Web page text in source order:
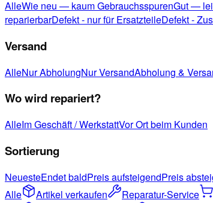
AlleWie neu — kaum GebrauchsspurenGut —
reparierbarDefekt - nur für ErsatzteileDefekt -
Versand
AlleNur AbholungNur VersandAbholung &
Wo wird repariert?
AlleIm Geschäft / WerkstattVor Ort beim Kunden
Sortierung
NeuesteEndet baldPreis aufsteigendPreis
Alle
Artikel verkaufen Reparatur-Service